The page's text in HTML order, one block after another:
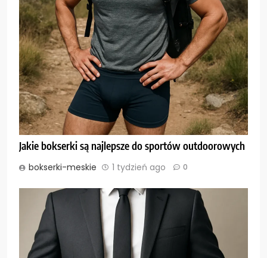
Jakie bokserki są najlepsze do sportów outdoorowych
bokserki-meskie 1 tydzień ago 0